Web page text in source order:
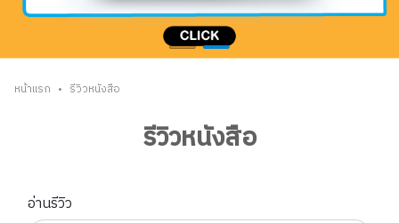
หน้าแรก • รีวิวหนังสือ
รีวิวหนังสือ
อ่านรีวิว